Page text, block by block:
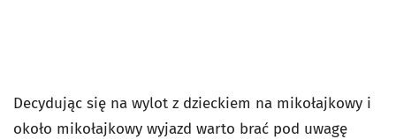
Decydując się na wylot z dzieckiem na mikołajkowy i
około mikołajkowy wyjazd warto brać pod uwagę